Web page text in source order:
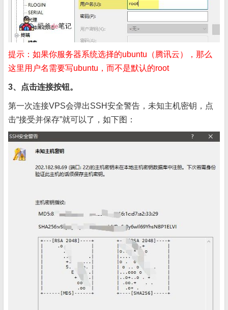
提示：如果你服务器系统选择的ubuntu（腾讯云），那么
这里用户名需要写ubuntu，而不是默认的root
3、点击连接按钮。
第一次连接VPS会弹出SSH安全警告，未知主机密钥，点
击“接受并保存”就可以了，如下图：